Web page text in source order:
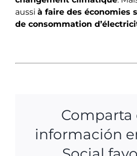
aussi à faire des économies
de consommation
Comparta
información